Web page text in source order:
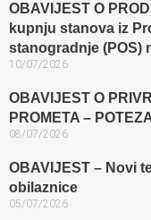
OBAVIJEST O
kupnju stanova iz
stanogradnje (POS)
10/07/2026
OBAVIJEST O
PROMETA –
08/07/2026
OBAVIJEST – Novi
obilaznice​
05/07/2026